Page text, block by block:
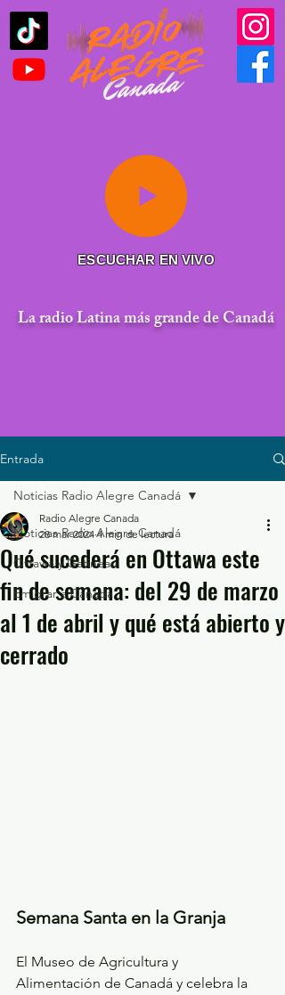
ESCUCHAR EN VIVO
La radio Latina más grande de Canadá
Entrada
Noticias Radio Alegre Canadá
Ottawa y Gatineau
Emigrar a Canadá
Noticias Radio Alegre Canadá
Qué sucederá en Ottawa este
fin de semana: del 29 de marzo
al 1 de abril y qué está abierto y
cerrado
Radio Alegre Canada
28 mar 2024 4 min de lectura
Semana Santa en la Granja
El Museo de Agricultura y
Alimentación de Canadá y celebra la